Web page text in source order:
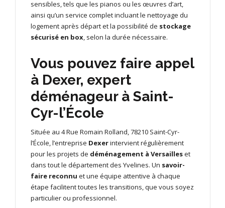
sensibles, tels que les pianos ou les œuvres d’art,
ainsi qu’un service complet incluant le nettoyage du
logement après départ et la possibilité de stockage
sécurisé en box, selon la durée nécessaire.
Vous pouvez faire appel
à Dexer, expert
déménageur à Saint-
Cyr-l’École
Située au 4 Rue Romain Rolland, 78210 Saint-Cyr-
l’École, l’entreprise Dexerintervient régulièrement
pour les projets de déménagement à Versailleset
dans tout le département des Yvelines. Un savoir-
faire reconnu et une équipe attentive à chaque
étape facilitent toutes les transitions, que vous soyez
particulier ou professionnel.